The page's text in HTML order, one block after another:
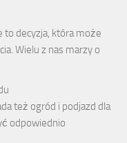
to decyzja, która może
Wielu z nas marzy o
też ogród i podjazd dla
odpowiednio